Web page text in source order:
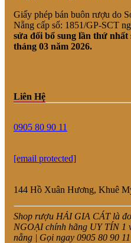
Giấy phép bán buôn rượu do
Nẵng cấp số: 1851/GP-SCT
sửa đổi bổ sung lần thứ nhất
tháng 03 năm 2026.
Liên Hệ
0905 80 90 11
[email protected]
144 Hồ Xuân Hương, Khuê
Shop rượu HẢI GIA CÁT là
NGOẠI chính hãng UY TÍN
nẵng | Gọi ngay 0905 80 90 11